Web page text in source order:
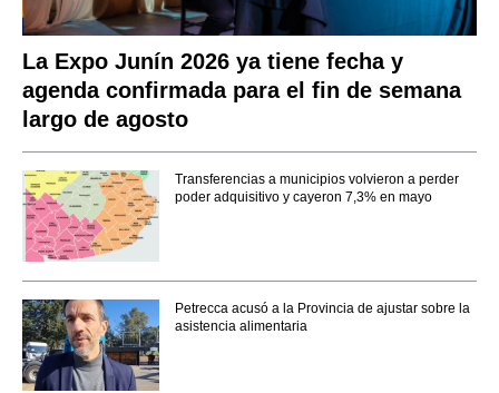
La Expo Junín 2026 ya tiene fecha y
agenda confirmada para el fin de semana
largo de agosto
Transferencias a municipios volvieron a perder
poder adquisitivo y cayeron 7,3% en mayo
Petrecca acusó a la Provincia de ajustar sobre la
asistencia alimentaria